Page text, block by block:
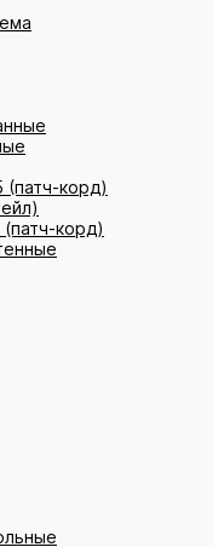
корд)
корд)